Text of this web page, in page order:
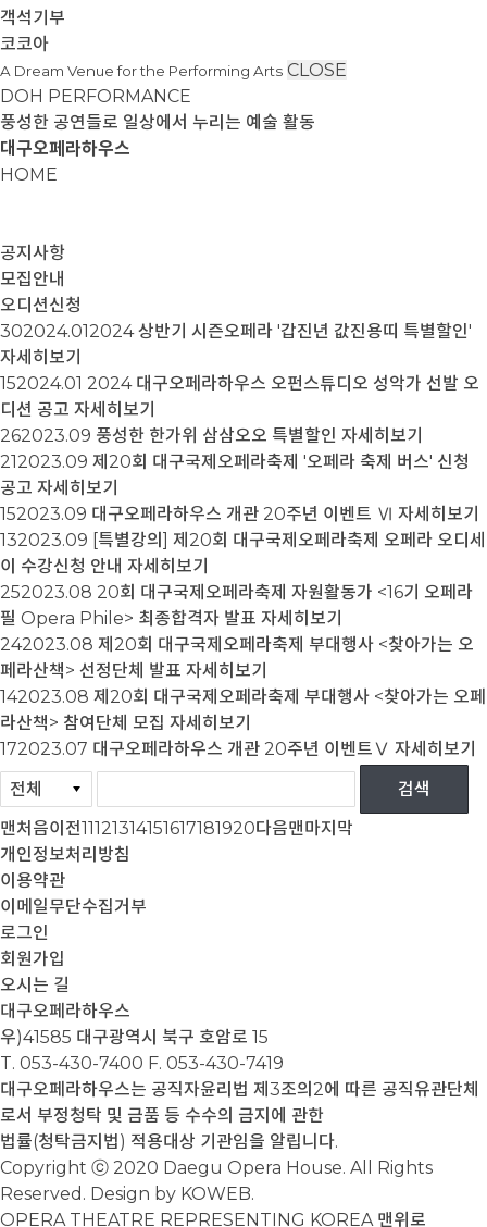
객석기부
코코아
A Dream Venue for the Performing Arts CLOSE
DOH PERFORMANCE
풍성한 공연들로 일상에서 누리는 예술 활동
대구오페라하우스
HOME
공지사항
모집안내
오디션신청
302024.01​​​​​​​2024 상반기 시즌오페라 '갑진년 값진용띠 특별할인'
자세히보기
152024.01 2024 대구오페라하우스 오펀스튜디오 성악가 선발 오
디션 공고 자세히보기
262023.09 풍성한 한가위 삼삼오오 특별할인 자세히보기
212023.09 제20회 대구국제오페라축제 '오페라 축제 버스' 신청
공고 자세히보기
152023.09 대구오페라하우스 개관 20주년 이벤트 Ⅵ 자세히보기
132023.09 [특별강의] 제20회 대구국제오페라축제 오페라 오디세
이 수강신청 안내 자세히보기
252023.08 20회 대구국제오페라축제 자원활동가 <16기 오페라
필 Opera Phile> 최종합격자 발표 자세히보기
242023.08 제20회 대구국제오페라축제 부대행사 <찾아가는 오
페라산책> 선정단체 발표 자세히보기
142023.08 제20회 대구국제오페라축제 부대행사 <찾아가는 오페
라산책> 참여단체 모집 자세히보기
172023.07 대구오페라하우스 개관 20주년 이벤트Ⅴ 자세히보기
맨처음이전11121314151617181920다음맨마지막
개인정보처리방침
이용약관
이메일무단수집거부
로그인
회원가입
오시는 길
대구오페라하우스
우)41585 대구광역시 북구 호암로 15
T. 053-430-7400 F. 053-430-7419
대구오페라하우스는 공직자윤리법 제3조의2에 따른 공직유관단체
로서 부정청탁 및 금품 등 수수의 금지에 관한
법률(청탁금지법) 적용대상 기관임을 알립니다.
Copyright ⓒ 2020 Daegu Opera House. All Rights
Reserved. Design by KOWEB.
OPERA THEATRE REPRESENTING KOREA 맨위로